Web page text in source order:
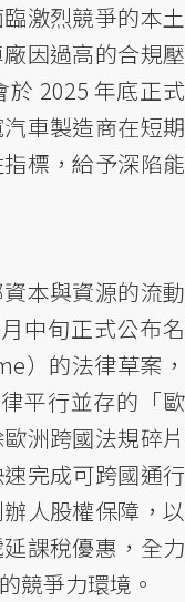
激烈競爭的本土
因過高的合規壓
2025 年底正式
車製造商在短期
標，給予深陷能
本與資源的流動
中旬正式公布名
）的法律草案，
平行並存的「歐
洲跨國法規碎片
完成可跨國通行
人股權保障，以
課稅優惠，全力
競爭力環境。